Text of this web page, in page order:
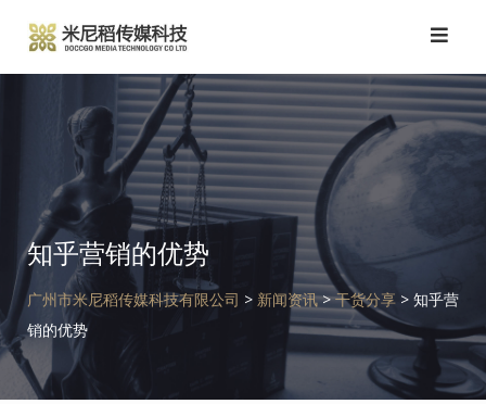
到
知乎营销的优势
广州市米尼稻传媒科技有限公司 > 新闻资讯>干货分享 > 知乎营
销的优势